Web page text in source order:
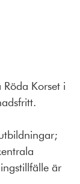
Korset i
är